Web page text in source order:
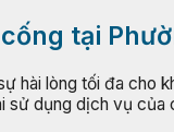
tại
hài lòng tối đa
dụng dịch vụ